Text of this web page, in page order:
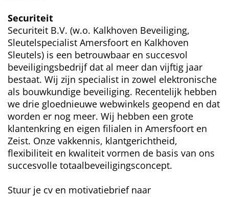
Securiteit
Securiteit B.V. (w.o. Kalkhoven Beveiliging,
Sleutelspecialist Amersfoort en Kalkhoven
Sleutels) is een betrouwbaar en succesvol
beveiligingsbedrijf dat al meer dan vijftig jaar
bestaat. Wij zijn specialist in zowel elektronische
als bouwkundige beveiliging. Recentelijk hebben
we drie gloednieuwe webwinkels geopend en dat
worden er nog meer. Wij hebben een grote
klantenkring en eigen filialen in Amersfoort en
Zeist. Onze vakkennis, klantgerichtheid,
flexibiliteit en kwaliteit vormen de basis van ons
succesvolle totaalbeveiligingsconcept.
Stuur je cv en motivatiebrief naar